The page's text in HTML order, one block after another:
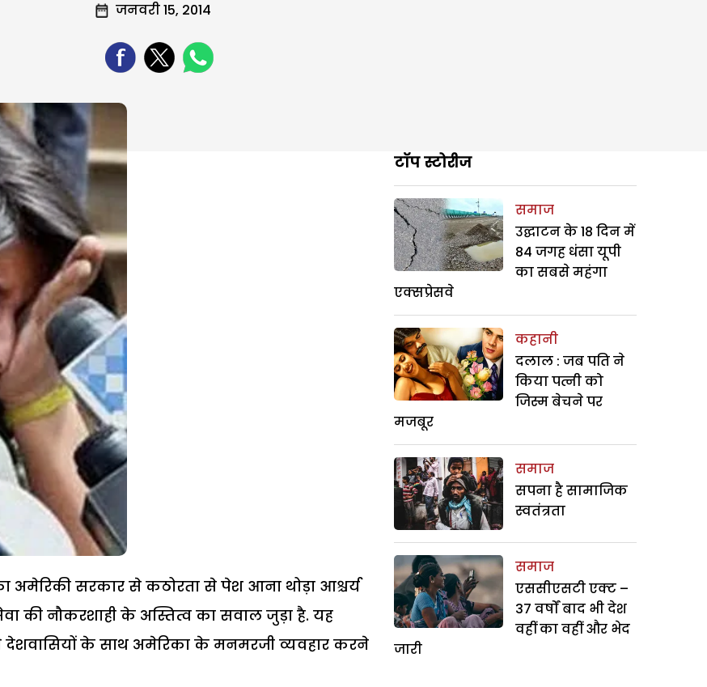
जनवरी 15, 2014
सरकार से कठोरता से पेश आना थोड़ा आश्चर्य
की नौकरशाही के अस्तित्व का सवाल जुड़ा है. यह
देशवासियों के साथ अमेरिका के मनमरजी व्यवहार करने
टॉप स्टोरीज
समाज
उद्घाटन के 18 दिन में
84 जगह धंसा यूपी
का सबसे महंगा
एक्सप्रेसवे
कहानी
दलाल : जब पति ने
किया पत्नी को
जिस्म बेचने पर
मजबूर
समाज
सपना है सामाजिक
स्वतंत्रता
समाज
एससीएसटी एक्ट –
37 वर्षों बाद भी देश
वहीं का वहीं और भेद
जारी